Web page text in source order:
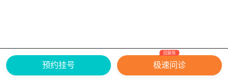
网上有害信息举报专区
关于我们
Copyright ©
2026 中华康网 版权所有
预约挂号 极速问诊
回复快